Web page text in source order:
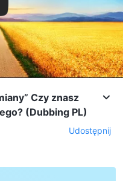
Czy znasz
(Dubbing PL)
Udostępnij